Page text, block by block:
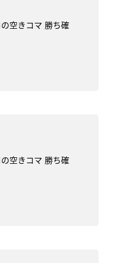
空きコマ 勝ち確
空きコマ 勝ち確